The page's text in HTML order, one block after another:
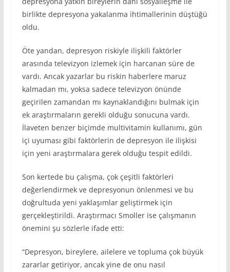
birlikte depresyona yakalanma ihtimallerinin düştüğü
oldu.
Öte yandan, depresyon riskiyle ilişkili faktörler
arasında televizyon izlemek için harcanan süre de
vardı. Ancak yazarlar bu riskin haberlere maruz
kalmadan mı, yoksa sadece televizyon önünde
geçirilen zamandan mı kaynaklandığını bulmak için
ek araştırmaların gerekli olduğu sonucuna vardı.
İlaveten benzer biçimde multivitamin kullanımı, gün
içi uyuması gibi faktörlerin de depresyon ile ilişkisi
için yeni araştırmalara gerek olduğu tespit edildi.
Son kertede bu çalışma, çok çeşitli faktörleri
değerlendirmek ve depresyonun önlenmesi ve bu
doğrultuda yeni yaklaşımlar geliştirmek için
gerçekleştirildi. Araştırmacı Smoller ise çalışmanın
önemini şu sözlerle ifade etti:
“Depresyon, bireylere, ailelere ve topluma çok büyük
zararlar getiriyor, ancak yine de onu nasıl